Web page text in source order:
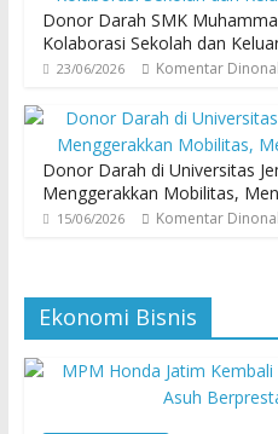
Donor Darah SMK
Kolaborasi Sekolah dan
23/06/2026 Komentar
Donor Darah di Universitas
Menggerakkan Mobilitas,
15/06/2026 Komentar
Ekonomi Bisnis